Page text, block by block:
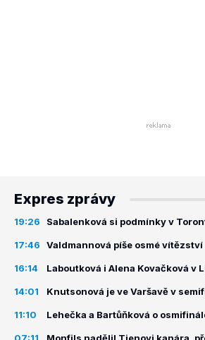
Expres zprávy
19:26 Sabalenková si podmínky v
17:46 Valdmannová píše osmé vítězství
16:14 Laboutková i Alena Kovačková v
14:01 Knutsonová je ve Varšavě v
11:10 Lehečka a Bartůňková o